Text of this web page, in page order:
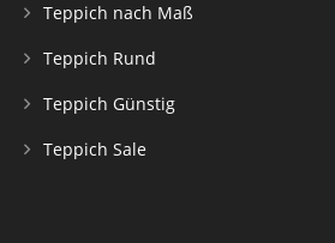
Teppich nach Maß
Teppich Rund
Teppich Günstig
Teppich Sale